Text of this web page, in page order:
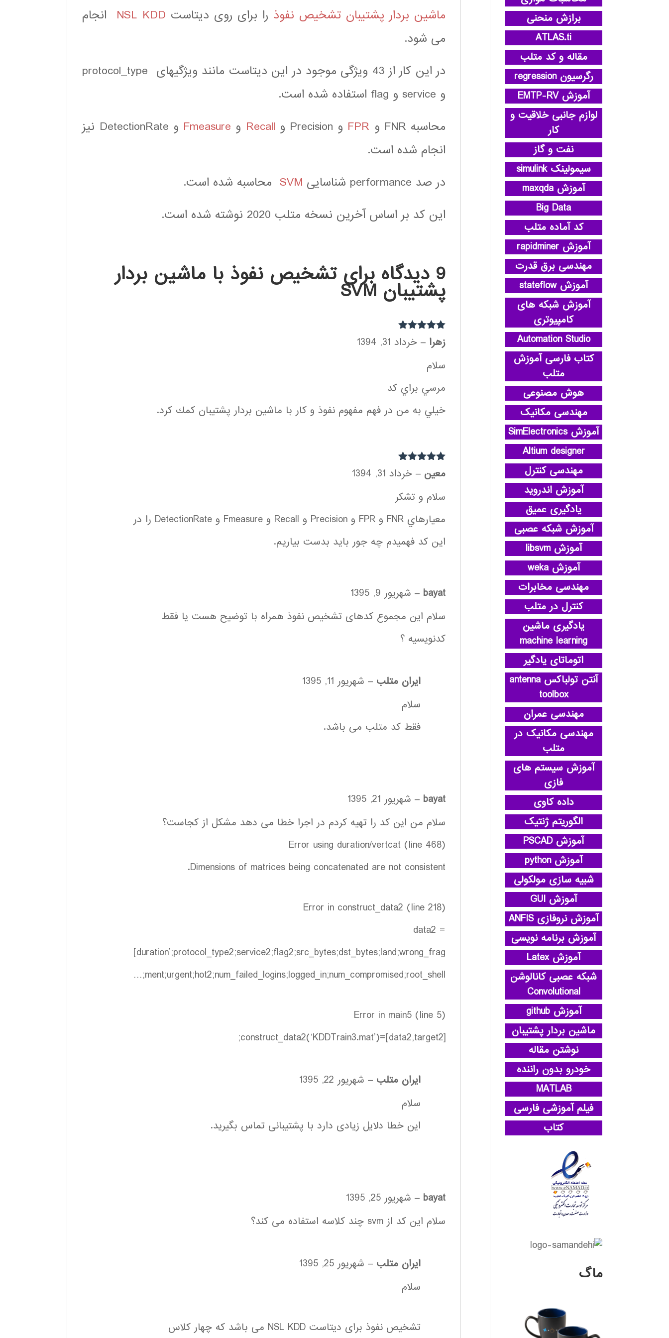
ماشین بردار پشتیبان تشخیص نفوذ را برای روی دیتاست NSL KDD انجام
می شود.
در این کار از 43 ویژگی موجود در این دیتاست مانند ویژگیهای protocol_type
و service و flag استفاده شده است.
محاسبه FNR و
FPR و Precision و Recall و Fmeasure
و DetectionRate نیز
انجام شده است.
در صد performance شناسایی
SVMمحاسبه شده است.
این کد بر اساس آخرین نسخه متلب 2020 نوشته شده است.
9 دیدگاه برای تشخیص نفوذ با ماشین بردار
پشتیبان SVM
نمره از 5 زهرا – خرداد 31, 1394
سلام
مرسي براي كد
خيلي به من در فهم مفهوم نفوذ و كار با ماشين بردار پشتيبان كمك كرد.
از 5 معين – خرداد 31, 1394
سلام و تشكر
معيارهاي FNR و FPR و Precision و Recall و Fmeasure و DetectionRate را در
اين كد فهميدم چه جور بايد بدست بياريم.
bayat
– شهریور 9, 1395
سلام این مجموع کدهای تشخیص نفوذ همراه با توضیح هست یا فقط
کدنویسیه ؟
ایران متلب – شهریور 11, 1395
سلام
فقط کد متلب می باشد.
bayat
– شهریور 21, 1395
سلام من این کد را تهیه کردم در اجرا خطا می دهد مشکل از کجاست؟
Error using duration/vertcat (line 468)
Dimensions of matrices being concatenated are not consistent.
Error in construct_data2 (line 218)
data2 =
[duration’;protocol_type2;service2;flag2;src_bytes;dst_bytes;land;wrong_frag
ment;urgent;hot2;num_failed_logins;logged_in;num_compromised;root_shell;…
Error in main5 (line 5)
[data2,target2]=construct_data2(‘KDDTrain3.mat’);
ایران متلب – شهریور 22, 1395
سلام
این خطا دلایل زیادی دارد با پشتیبانی تماس بگیرید.
bayat
– شهریور 25, 1395
سلام این کد از svm چند کلاسه استفاده می کند؟
ایران متلب – شهریور 25, 1395
سلام
تشخیص نفوذ برای دیتاست NSL KDD می باشد که چهار کلاس
برازش منحنی
ATLAS.ti
مقاله و کد متلب
رگرسیون regression
آموزش EMTP-RV
لوازم جانبی خلاقیت و
کار
نفت و گاز
سیمولینک simulink
آموزش maxqda
Big Data
کد آماده متلب
آموزش rapidminer
مهندسی برق قدرت
آموزش stateflow
آموزش شبکه های
کامپیوتری
Automation Studio
کتاب فارسی آموزش
متلب
هوش مصنوعی
مهندسی مکانیک
آموزش SimElectronics
Altium designer
مهندسی کنترل
آموزش اندروید
یادگیری عمیق
آموزش شبکه عصبی
آموزش libsvm
آموزش weka
مهندسی مخابرات
کنترل در متلب
یادگیری ماشین
machine learning
اتوماتای یادگیر
آنتن تولباکس antenna
toolbox
مهندسی عمران
مهندسی مکانیک در
متلب
آموزش سیستم های
فازی
داده کاوی
الگوریتم ژنتیک
آموزش PSCAD
آموزش python
شبیه سازی مولکولی
آموزش GUI
آموزش نروفازی ANFIS
آموزش برنامه نویسی
آموزش Latex
شبکه عصبی کانالوشن
Convolutional
آموزش github
ماشین بردار پشتیبان
نوشتن مقاله
خودرو بدون راننده
MATLAB
فیلم آموزشی فارسی
کتاب
ماگ